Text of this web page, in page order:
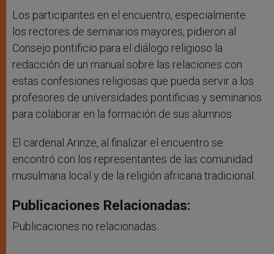
Los participantes en el encuentro, especialmente
los rectores de seminarios mayores, pidieron al
Consejo pontificio para el diálogo religioso la
redacción de un manual sobre las relaciones con
estas confesiones religiosas que pueda servir a los
profesores de universidades pontificias y seminarios
para colaborar en la formación de sus alumnos.
El cardenal Arinze, al finalizar el encuentro se
encontró con los representantes de las comunidad
musulmana local y de la religión africana tradicional.
Publicaciones Relacionadas:
Publicaciones no relacionadas.